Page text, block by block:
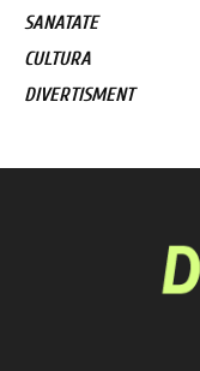
SANATATE
CULTURA
DIVERTISMENT